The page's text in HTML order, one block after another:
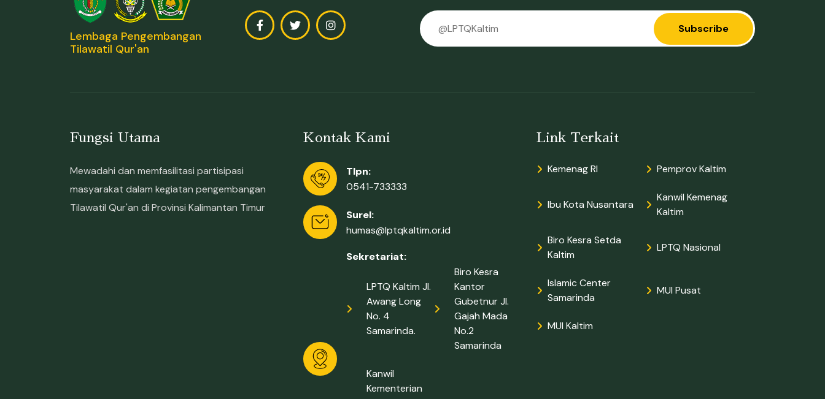
Lembaga Pengembangan
Tilawatil Qur'an
Subscribe
Fungsi Utama
Mewadahi dan memfasilitasi partisipasi
masyarakat dalam kegiatan pengembangan
Tilawatil Qur'an di Provinsi Kalimantan Timur
Kontak Kami
Tlpn:
0541-733333
Surel:
humas@lptqkaltim.or.id
Sekretariat:
LPTQ Kaltim Jl.
Awang Long
No. 4
Samarinda.
Biro Kesra
Kantor
Gubetnur Jl.
Gajah Mada
No.2
Samarinda
Kanwil
Kementerian
Link Terkait
Kemenag RI Pemprov Kaltim
Ibu Kota Nusantara
Kanwil Kemenag
Kaltim
Biro Kesra Setda
Kaltim
LPTQ Nasional
Islamic Center
Samarinda
MUI Pusat
MUI Kaltim